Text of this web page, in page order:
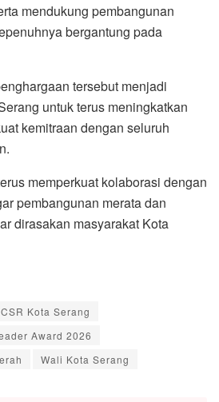
mendukung pembangunan
bergantung pada
tersebut menjadi
untuk terus meningkatkan
kemitraan dengan seluruh
memperkuat kolaborasi dengan
pembangunan merata dan
dirasakan masyarakat Kota
CSR Kota Serang
Award 2026
Wali Kota Serang